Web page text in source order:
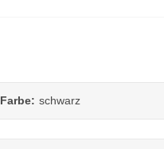
Farbe: schwarz